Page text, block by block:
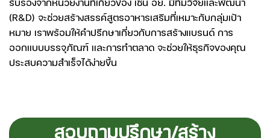
(R&D) จะช่วยสร้างสรรค์สูตรอาหารเสริมที่เหมาะกับกลุ่มเป้า
หมาย เราพร้อมให้คำปรึกษาเกี่ยวกับการสร้างแบรนด์ การ
ออกแบบบรรจุภัณฑ์ และการทำตลาด จะช่วยให้ธุรกิจของคุณ
ประสบความสำเร็จได้ง่ายขึ้น
สอบถามปรึกษา/สร้าง